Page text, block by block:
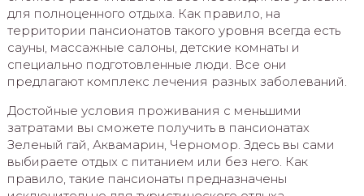
для полноценного отдыха. Как правило, на
территории пансионатов такого уровня всегда есть
сауны, массажные салоны, детские комнаты и
специально подготовленные люди. Все они
предлагают комплекс лечения разных заболеваний.
Достойные условия проживания с меньшими
затратами вы сможете получить в пансионатах
Зеленый гай, Аквамарин, Черномор. Здесь вы сами
выбираете отдых с питанием или без него. Как
правило, такие пансионаты предназначены